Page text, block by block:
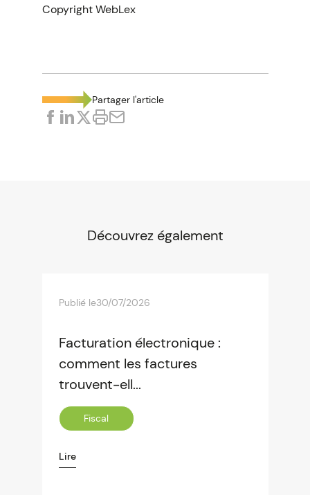
Copyright WebLex
Partager l'article
Découvrez également
Publié le30/07/2026
Facturation électronique :
comment les factures
trouvent-ell...
Fiscal
Lire